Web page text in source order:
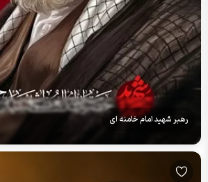
رهبر شهید امام خامنه ای